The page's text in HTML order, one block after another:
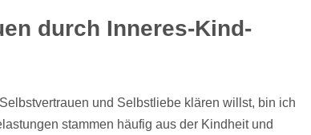
durch Inneres-Kind-
und Selbstliebe klären willst, bin ich
stammen häufig aus der Kindheit und